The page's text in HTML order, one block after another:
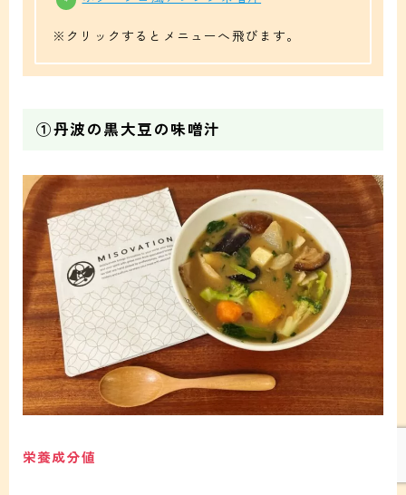
Follow Me
※クリックするとメニューへ飛びます。
①丹波の黒大豆の味噌汁
栄養成分値